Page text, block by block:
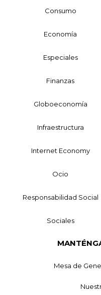
Consumo
Economía
Especiales
Finanzas
Globoeconomía
Infraestructura
Internet Economy
Ocio
Responsabilidad Social
Sociales
Mesa de